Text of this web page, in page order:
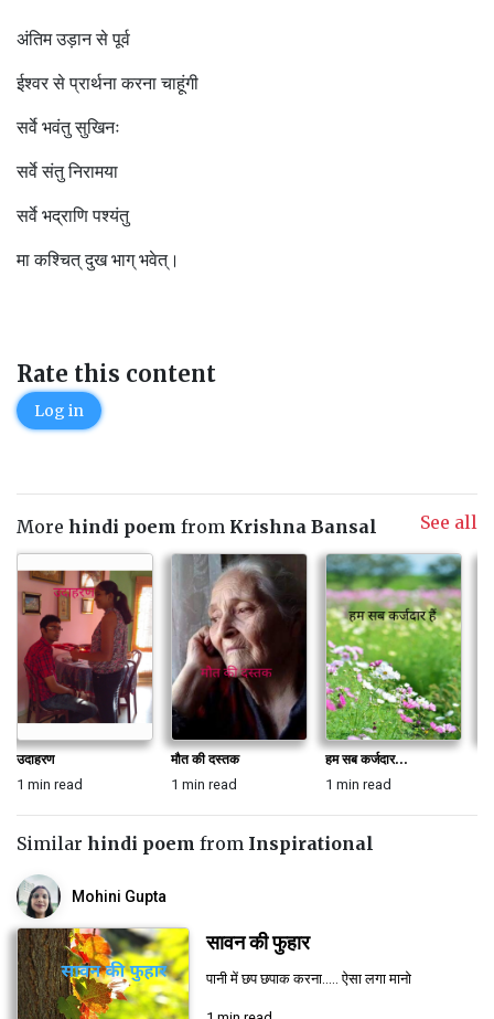
अंतिम उड़ान से पूर्व
ईश्वर से प्रार्थना करना चाहूंगी
सर्वे भवंतु सुखिनः
सर्वे संतु निरामया
सर्वे भद्राणि पश्यंतु
मा कश्चित् दुख भाग् भवेत्।
Rate this content
Log in
More hindi poem from Krishna Bansal See all
उदाहरण
1 min read
मौत की दस्तक
1 min read
हम सब कर्जदार...
1 min read
Similar hindi poem from Inspirational
Mohini Gupta
सावन की फुहार
पानी में छप छपाक करना..... ऐसा लगा मानो